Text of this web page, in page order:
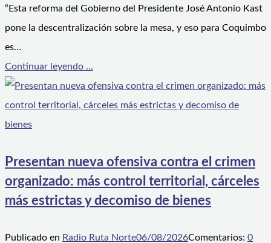
“Esta reforma del Gobierno del Presidente José Antonio Kast
pone la descentralización sobre la mesa, y eso para Coquimbo
es…
Continuar leyendo ...
Presentan nueva ofensiva contra el crimen
organizado: más control territorial, cárceles
más estrictas y decomiso de bienes
Publicado en Radio Ruta Norte06/08/2026Comentarios: 0